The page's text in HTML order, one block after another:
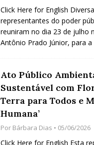
Click Here for English
representantes do poder
reuniram no dia 23 de julho
Antônio Prado Júnior, para a
Ato Público
Sustentável com
Terra para Todos e
Humana’
Por Bárbara Dias • 05/06/2026
Click Here for English Esta